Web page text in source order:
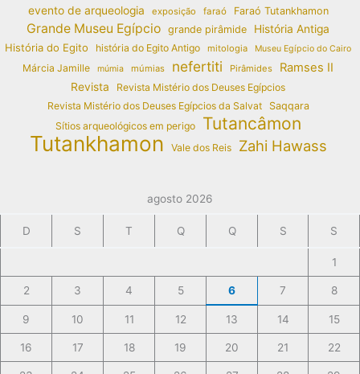
evento de arqueologia exposição faraó Faraó Tutankhamon
Grande Museu Egípcio grande pirâmide
História Antiga
História do Egito
história do Egito Antigo mitologia Museu Egípcio do Cairo
Márcia Jamille múmia múmias nefertiti Pirâmides Ramses II
Revista
Revista Mistério dos Deuses Egípcios
Revista Mistério dos Deuses Egípcios da Salvat
Saqqara
Sítios arqueológicos em perigo
Tutancâmon
Tutankhamon Vale dos Reis Zahi Hawass
agosto 2026
D S T Q Q S S
1
2 3 4 5 6 7 8
9 10 11 12 13 14 15
16 17 18 19 20 21 22